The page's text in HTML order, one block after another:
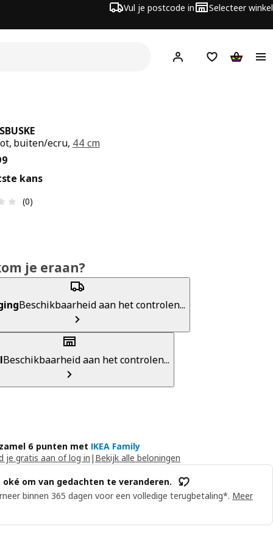
Vul je postcode in Selecteer winkel
Hej! Log in
buiten/ecru, 44 cm
34.99
kans
Review: 0 van 5 sterren. Totaal beoordelingen: 0
(0)
je eraan?
Beschikbaarheid aan het controlen...
Beschikbaarheid aan het controlen...
6 punten met IKEA Family
je gratis aan of log in | Bekijk alle beloningen
oké om van gedachten te veranderen.
binnen 365 dagen voor een volledige terugbetaling*. Meer